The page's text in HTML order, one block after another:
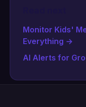
Monitor Kids'
Everything →
AI Alerts for